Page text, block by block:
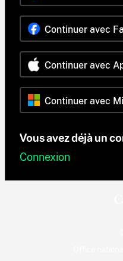
Continuer avec
Continuer avec
Continuer avec
Vous avez déjà un
Connexion